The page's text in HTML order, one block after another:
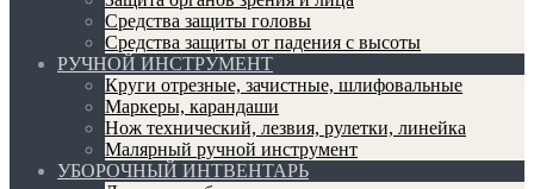
Средства защиты головы
Средства защиты от падения с высоты
РУЧНОЙ ИНСТРУМЕНТ
Круги отрезные, зачистные, шлифовальные
Маркеры, карандаши
Нож технический, лезвия, рулетки, линейка
Малярный ручной инструмент
УБОРОЧНЫЙ ИНТВЕНТАРЬ